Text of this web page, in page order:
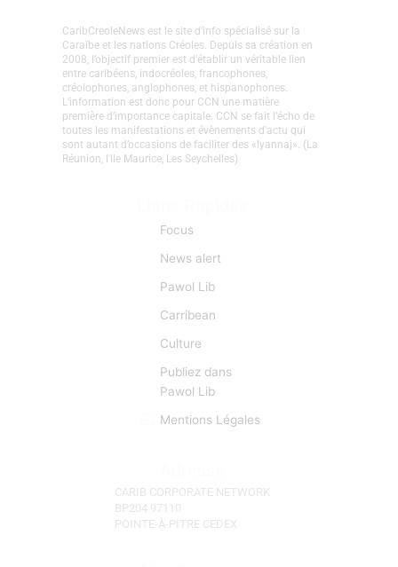
CaribCreoleNews est le site d’info spécialisé sur la
Caraïbe et les nations Créoles. Depuis sa création en
2008, l’objectif premier est d’établir un véritable lien
entre caribéens, indocréoles, francophones,
créolophones, anglophones, et hispanophones.
L’information est donc pour CCN une matière
première d’importance capitale. CCN se fait l’écho de
toutes les manifestations et évènements d'actu qui
sont autant d’occasions de faciliter des «lyannaj». (La
Réunion, l'Ile Maurice, Les Seychelles)
Focus
News alert
Pawol Lib
Carribean
Culture
Publiez dans
Pawol Lib
Mentions Légales
CARIB CORPORATE NETWORK
BP204 97110
POINTE-À-PITRE CEDEX